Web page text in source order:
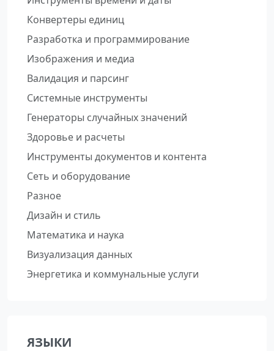
Конвертеры единиц
Разработка и программирование
Изображения и медиа
Валидация и парсинг
Системные инструменты
Генераторы случайных значений
Здоровье и расчеты
Инструменты документов и контента
Сеть и оборудование
Разное
Дизайн и стиль
Математика и наука
Визуализация данных
Энергетика и коммунальные услуги
ЯЗЫКИ